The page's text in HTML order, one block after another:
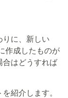
りに、新しい
作成したものが
合はどうすれば
紹介します。